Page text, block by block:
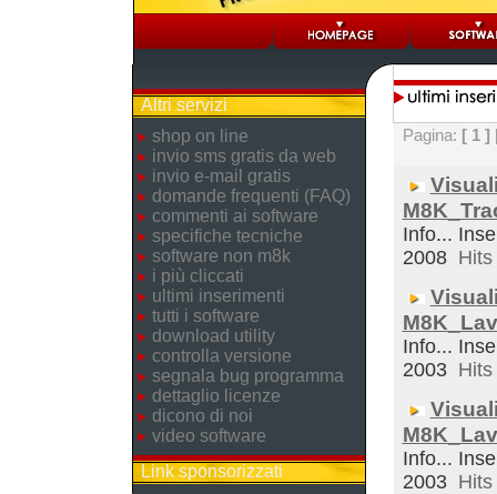
Altri servizi
shop on line
invio sms gratis da web
invio e-mail gratis
domande frequenti (FAQ)
commenti ai software
specifiche tecniche
software non m8k
i più cliccati
ultimi inserimenti
tutti i software
download utility
controlla versione
segnala bug programma
dettaglio licenze
dicono di noi
video software
Link sponsorizzati
Pagina: [ 1 ]
Info...
2008
Info...
2003
Info...
2003